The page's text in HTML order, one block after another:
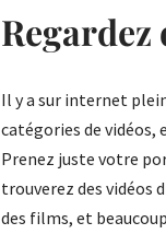
Regardez
Il y a sur internet
catégories de
Prenez juste votre
trouverez des vidéos
des films, et